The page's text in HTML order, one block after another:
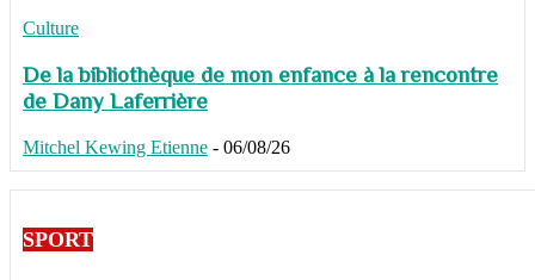
Culture
De la bibliothèque de mon enfance à la rencontre
de Dany Laferrière
Mitchel Kewing Etienne - 06/08/26
SPORT